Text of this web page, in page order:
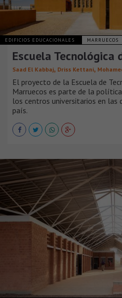
EDIFICIOS EDUCACIONALES MARRUECOS
Escuela Tecnológica
Saad El Kabbaj, Driss Kettani,
El proyecto de la Escuela de
Marruecos es parte de la
los centros universitarios en las
país.